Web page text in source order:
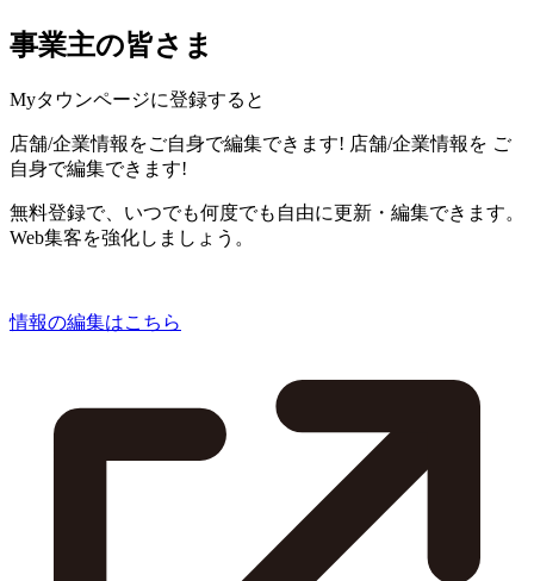
事業主の皆さま
Myタウンページに登録すると
店舗/企業情報をご自身で編集できます! 店舗/企業情報を ご
自身で編集できます!
無料登録で、いつでも何度でも自由に更新・編集できます。
Web集客を強化しましょう。
情報の編集はこちら